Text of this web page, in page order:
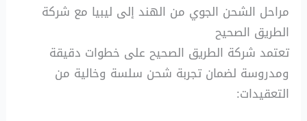
مراحل الشحن الجوي من الهند إلى ليبيا مع شركة
الطريق الصحيح
تعتمد شركة الطريق الصحيح على خطوات دقيقة
ومدروسة لضمان تجربة شحن سلسة وخالية من
التعقيدات: